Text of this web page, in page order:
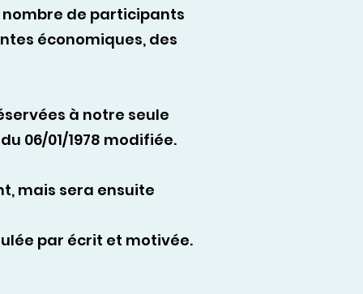
de participants
économiques, des
à notre seule
06/01/1978 modifiée.
mais sera ensuite
par écrit et motivée.